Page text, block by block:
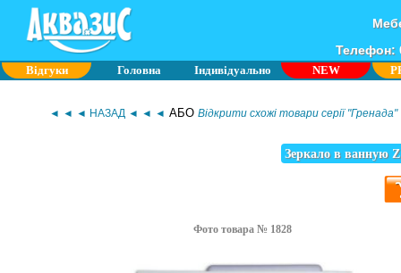
Телефон:
Відгуки Головна Індивідуально NEW
◄ ◄ ◄ НАЗАД ◄ ◄ ◄ АБО Відкрити схожі товари серії "Гренада"
Зеркало в ванную
Фото товара № 1828